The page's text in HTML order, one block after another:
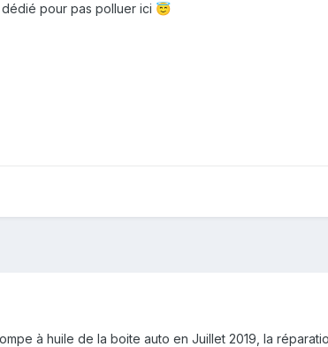
pour pas polluer ici 😇
à huile de la boite auto en Juillet 2019, la